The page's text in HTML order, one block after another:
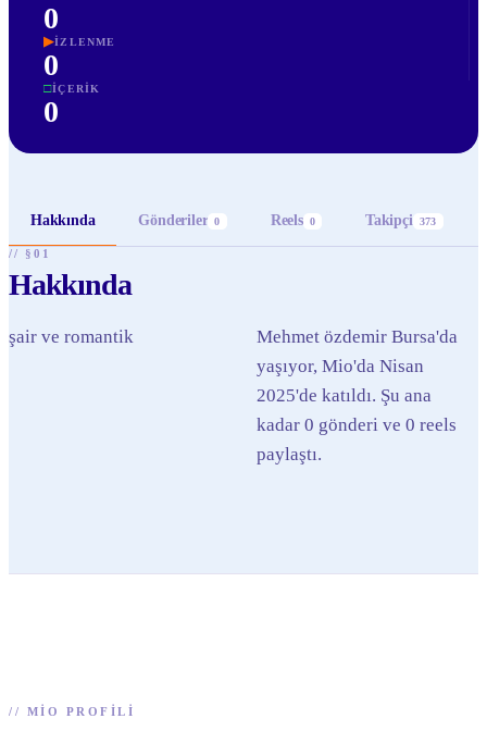
0
▶İZLENME
0
□İÇERIK
0
Hakkında Gönderiler 0 Reels 0 Takipçi 373
// §01
Hakkında
şair ve romantik
Mehmet özdemir Bursa'da
yaşıyor, Mio'da Nisan
2025'de katıldı. Şu ana
kadar 0 gönderi ve 0 reels
paylaştı.
// MIO PROFILI